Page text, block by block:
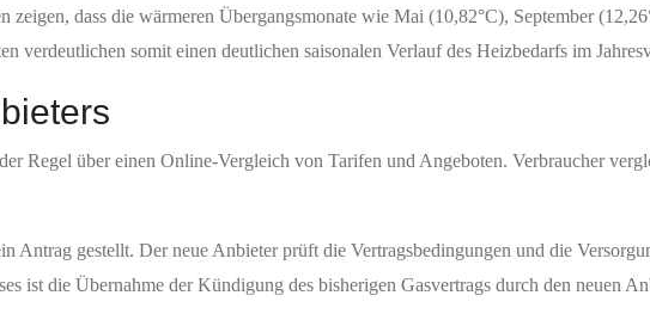
zeigen, dass die wärmeren Übergangsmonate wie Mai (10,82°C), September
verdeutlichen somit einen deutlichen saisonalen Verlauf des Heizbedarfs im
Regel über einen Online-Vergleich von Tarifen und Angeboten. Verbraucher
Antrag gestellt. Der neue Anbieter prüft die Vertragsbedingungen und die
ist die Übernahme der Kündigung des bisherigen Gasvertrags durch den neuen